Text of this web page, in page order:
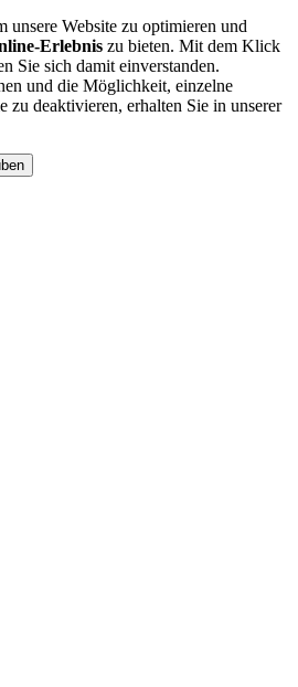
unsere Website zu optimieren und
Erlebnis zu bieten. Mit dem Klick
Sie sich damit einverstanden.
und die Möglichkeit, einzelne
zu deaktivieren, erhalten Sie in unserer